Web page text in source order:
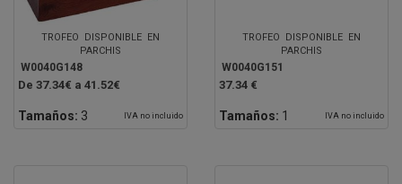
TROFEO DISPONIBLE EN
PARCHIS
W0040G148
De 37.34€ a 41.52€
Tamaños: 3 IVA no incluido
TROFEO DISPONIBLE EN
PARCHIS
W0040G151
37.34 €
Tamaños: 1 IVA no incluido